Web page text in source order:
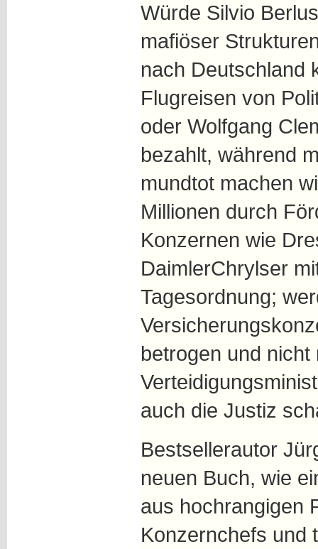
Würde Silvio
mafiöser
nach Deutschland
Flugreisen von
oder Wolfgang
bezahlt, während
mundtot machen
Millionen durch
Konzernen wie
DaimlerChrylser
Tagesordnung;
betrogen und
auch die Justiz
Bestsellerautor
neuen Buch, wie
aus hochrangigen
Konzernchefs und